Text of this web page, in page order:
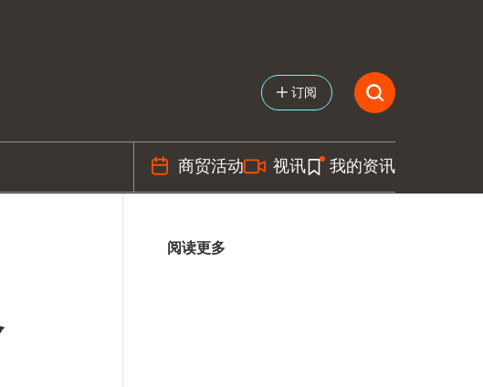
订阅
商贸活动 视讯 我的资讯
阅读更多